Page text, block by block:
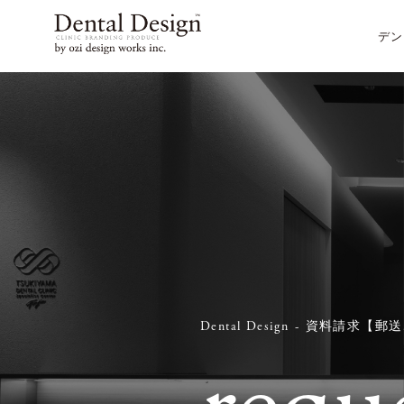
デ
Dental Design 資料請求【郵